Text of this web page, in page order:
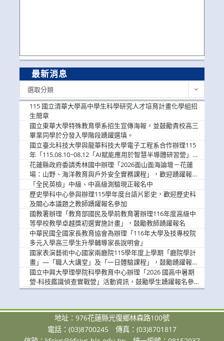
最新消息
選取分類
115 國立清華大學高中學生科學研究人才培育計畫化學組招
生簡章
國立東華大學特殊教育學系招生宣傳海報，並鼓勵貴校高三
畢業同學於分發入學階段踴躍選填。
國立臺北科技大學與龍華科技大學電子工程系合作辦理115
年「115.08.10~08.12「AI賦能應用於智慧半導體研習營」，
歡迎學生踴躍報名參加
花蓮縣政府委請秀林國中辦理「2026面山面海論壇－花蓮
場：山野、海洋教育與戶外安全實務課程」，歡迎踴躍報名
參加
「全民英檢」中級、中高級測驗現正報名中
歷史學科中心參與辦理115學年度台語片影史，歡迎歷史科
及關心本議題之教師踴躍報名參加
國教署辦理「教育部國民及學前教育署辦理116年度高級中
等學校教學卓越獎初選實施計畫」，鼓勵教師踴躍報名
中華民國全國家長教育協會為辦理「116年大學及技專校院
多元入學高三學生升學輔導家長說明會」
國家表演藝術中心國家兩廳院115學年度上學期「廳院學計
畫」—「職人大講堂」及「一日體驗課程」，鼓勵踴躍報名
參與。
國立中興大學理學院科學教育中心辦理「2026 國高中暑期
營-科技鑑識偵查實戰營」活動資訊，鼓勵學生踴躍報名參
加。
地址：976花蓮縣光復鄉林森路100號
電話：(03)8700245
傳真：(03)8701817